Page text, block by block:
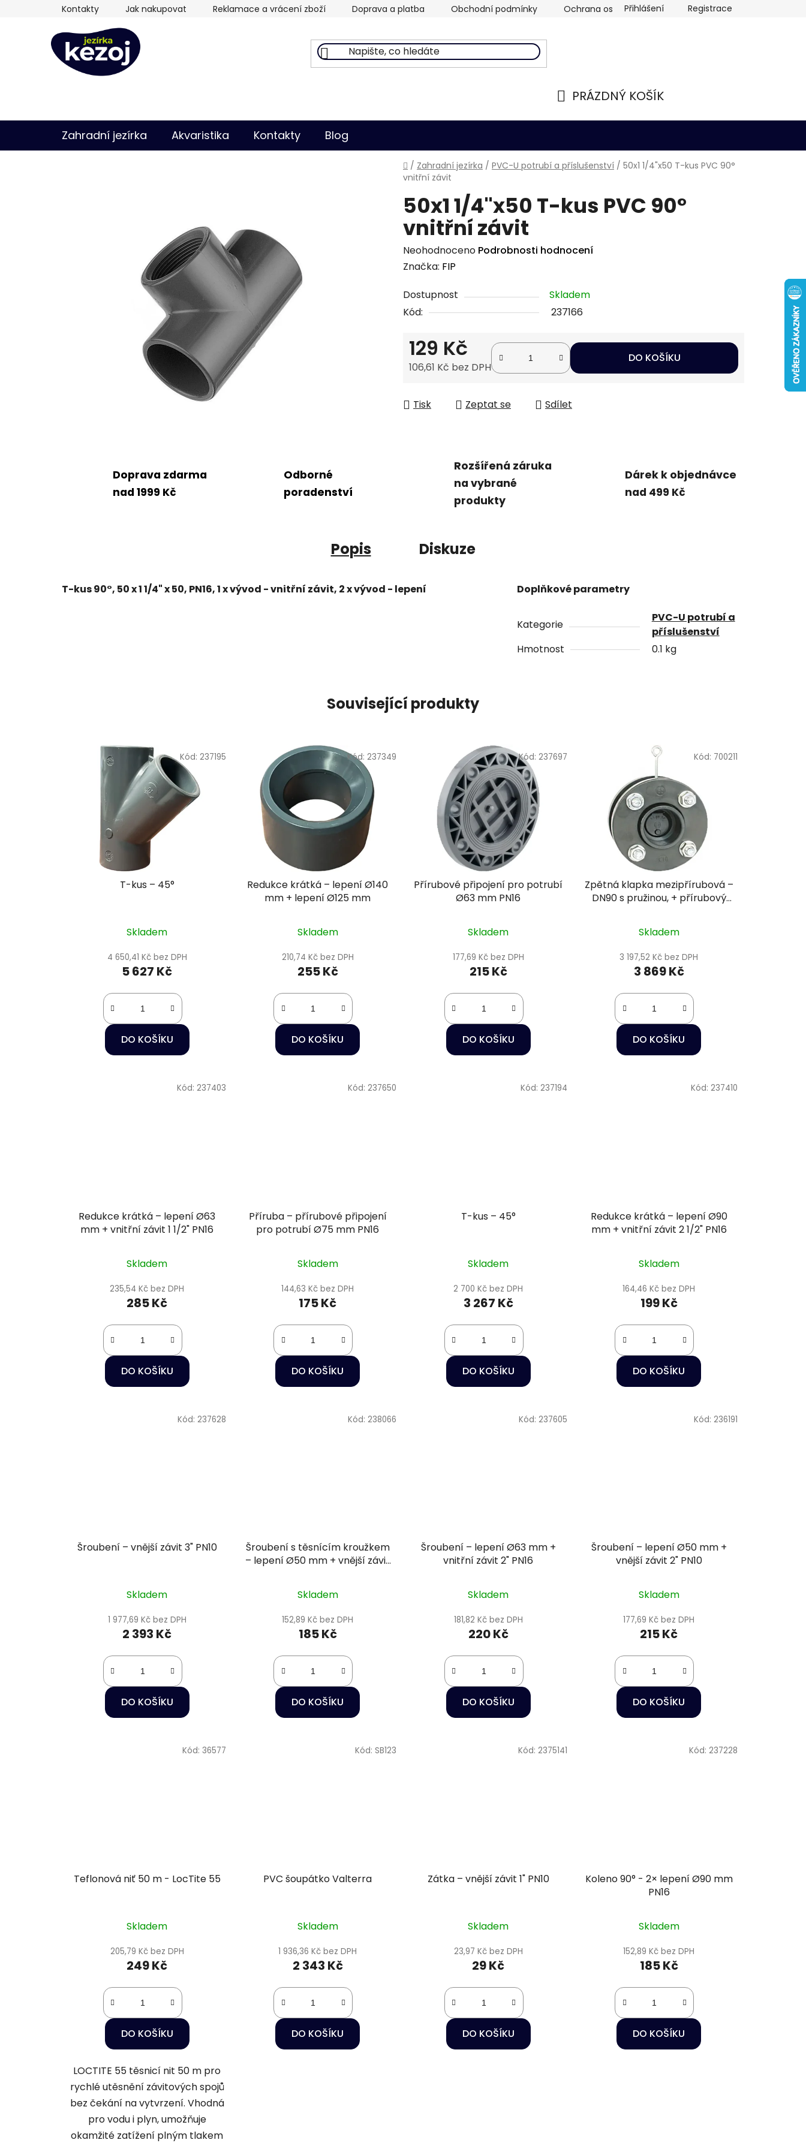
Kontakty Jak nakupovat Reklamace a vrácení zboží Doprava a platba Obchodní podmínky Ochrana osobních údajů
Přihlášení Registrace
PRÁZDNÝ KOŠÍK
Zahradní jezírka Akvaristika Kontakty Blog
Domů
/ Zahradní jezírka / PVC-U potrubí a příslušenství / 50x1 1/4"x50 T-kus PVC 90°
vnitřní závit
50x1 1/4"x50 T-kus PVC 90°
vnitřní závit
Průměrné
hodnocení
je
0,0
hvězdiček.
Neohodnoceno Podrobnosti hodnocení
Značka: FIP
Dostupnost
Skladem
Kód:
237166
129 Kč
106,61 Kč bez DPH
DO KOŠÍKU
Tisk Zeptat se Sdílet
Doprava zdarma
nad 1999 Kč
Odborné
poradenství
Rozšířená záruka
na vybrané
produkty
Dárek k objednávce
nad 499 Kč
Popis Diskuze
T-kus 90°, 50 x 1 1/4" x 50, PN16, 1 x vývod - vnitřní závit, 2 x vývod - lepení Doplňkové parametry
Kategorie
PVC-U potrubí a
příslušenství
Hmotnost
0.1 kg
Související produkty
T-kus – 45°
Skladem
4 650,41 Kč bez DPH
5 627 Kč
DO KOŠÍKU
Kód: 237195
Redukce krátká – lepení Ø140
mm + lepení Ø125 mm
Skladem
210,74 Kč bez DPH
255 Kč
DO KOŠÍKU
Kód: 237349
Přírubové připojení pro potrubí
Ø63 mm PN16
Skladem
177,69 Kč bez DPH
215 Kč
DO KOŠÍKU
Kód: 237697
Zpětná klapka mezipřírubová –
DN90 s pružinou, + přírubový
Skladem
3 197,52 Kč bez DPH
3 869 Kč
DO KOŠÍKU
Kód: 700211
Redukce krátká – lepení Ø63
mm + vnitřní závit 1 1/2" PN16
Skladem
235,54 Kč bez DPH
285 Kč
DO KOŠÍKU
Kód: 237403
Příruba – přírubové připojení
pro potrubí Ø75 mm PN16
Skladem
144,63 Kč bez DPH
175 Kč
DO KOŠÍKU
Kód: 237650
T-kus – 45°
Skladem
2 700 Kč bez DPH
3 267 Kč
DO KOŠÍKU
Kód: 237194
Redukce krátká – lepení Ø90
mm + vnitřní závit 2 1/2" PN16
Skladem
164,46 Kč bez DPH
199 Kč
DO KOŠÍKU
Kód: 237410
Šroubení – vnější závit 3" PN10
Skladem
1 977,69 Kč bez DPH
2 393 Kč
DO KOŠÍKU
Kód: 237628
Šroubení s těsnícím kroužkem
– lepení Ø50 mm + vnější závit
Skladem
152,89 Kč bez DPH
185 Kč
DO KOŠÍKU
Kód: 238066
Šroubení – lepení Ø63 mm +
vnitřní závit 2" PN16
Skladem
181,82 Kč bez DPH
220 Kč
DO KOŠÍKU
Kód: 237605
Šroubení – lepení Ø50 mm +
vnější závit 2" PN10
Skladem
177,69 Kč bez DPH
215 Kč
DO KOŠÍKU
Kód: 236191
Teflonová niť 50 m - LocTite 55
Skladem
205,79 Kč bez DPH
249 Kč
DO KOŠÍKU
LOCTITE 55 těsnicí nit 50 m pro
rychlé utěsnění závitových spojů
bez čekání na vytvrzení. Vhodná
pro vodu i plyn, umožňuje
okamžité zatížení plným tlakem
Kód: 36577
PVC šoupátko Valterra
Skladem
1 936,36 Kč bez DPH
2 343 Kč
DO KOŠÍKU
Kód: SB123
Zátka – vnější závit 1" PN10
Skladem
23,97 Kč bez DPH
29 Kč
DO KOŠÍKU
Kód: 2375141
Koleno 90° - 2× lepení Ø90 mm
PN16
Skladem
152,89 Kč bez DPH
185 Kč
DO KOŠÍKU
Kód: 237228